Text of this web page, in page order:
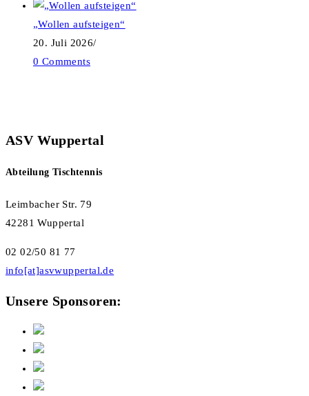
„Wollen aufsteigen“
20. Juli 2026/
0 Comments
ASV Wuppertal
Abteilung Tischtennis
Leimbacher Str. 79
42281 Wuppertal
02 02/50 81 77
info[at]asvwuppertal.de
Unsere Sponsoren: